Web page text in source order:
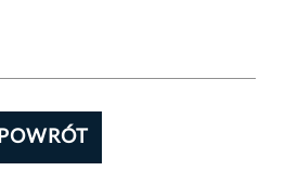
POWRÓT